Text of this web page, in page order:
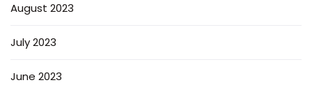
August 2023
July 2023
June 2023